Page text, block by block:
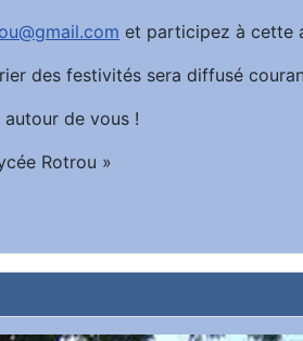
et participez à cette
des festivités sera diffusé
de vous !
Rotrou »